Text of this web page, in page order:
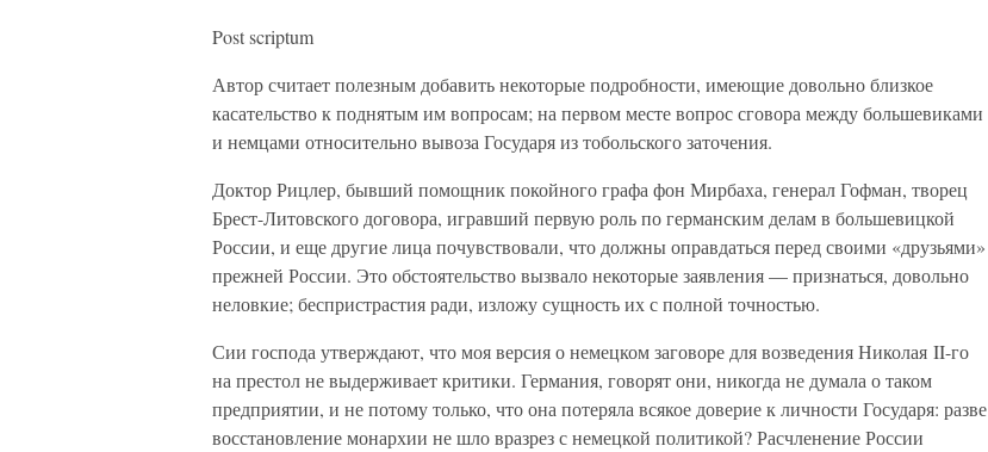
Post scriptum
Автор считает полезным добавить некоторые подробности, имеющие довольно близкое
касательство к поднятым им вопросам; на первом месте вопрос сговора между большевиками
и немцами относительно вывоза Государя из тобольского заточения.
Доктор Рицлер, бывший помощник покойного графа фон Мирбаха, генерал Гофман, творец
Брест-Литовского договора, игравший первую роль по германским делам в большевицкой
России, и еще другие лица почувствовали, что должны оправдаться перед своими «друзьями»
прежней России. Это обстоятельство вызвало некоторые заявления — признаться, довольно
неловкие; беспристрастия ради, изложу сущность их с полной точностью.
Сии господа утверждают, что моя версия о немецком заговоре для возведения Николая II-го
на престол не выдерживает критики. Германия, говорят они, никогда не думала о таком
предприятии, и не потому только, что она потеряла всякое доверие к личности Государя: разве
восстановление монархии не шло вразрез с немецкой политикой? Расчленение России